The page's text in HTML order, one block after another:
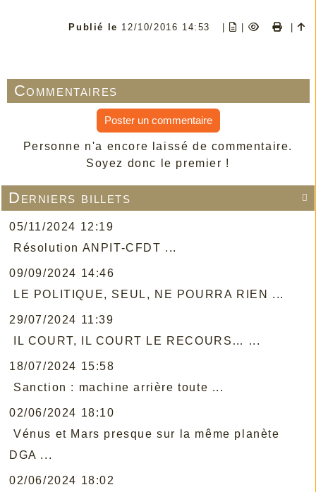

Derniers billets
05/11/2024 12:19
Résolution ANPIT-CFDT ...
09/09/2024 14:46
LE POLITIQUE, SEUL, NE POURRA RIEN ...
29/07/2024 11:39
IL COURT, IL COURT LE RECOURS… ...
18/07/2024 15:58
Sanction : machine arrière toute ...
02/06/2024 18:10
Vénus et Mars presque sur la même planète
DGA ...
02/06/2024 18:02
Publié le 12/10/2016 14:53 | | |
Commentaires
Poster un commentaire
Personne n'a encore laissé de commentaire.
Soyez donc le premier !